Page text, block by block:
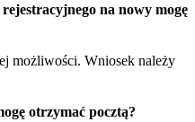
na nowy mogę
możliwości. Wniosek należy
otrzymać pocztą?